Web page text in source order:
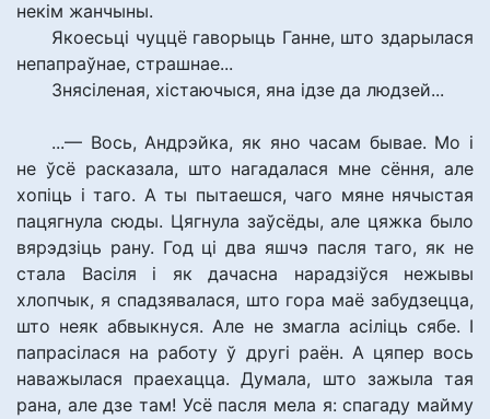
некім жанчыны.
Якоесьці чуццё гаворыць Ганне, што здарылася
непапраўнае, страшнае...
Знясіленая, хістаючыся, яна ідзе да людзей...
...— Вось, Андрэйка, як яно часам бывае. Мо і
не ўсё расказала, што нагадалася мне сёння, але
хопіць і таго. А ты пытаешся, чаго мяне нячыстая
пацягнула сюды. Цягнула заўсёды, але цяжка было
вярэдзіць рану. Год ці два яшчэ пасля таго, як не
стала Васіля і як дачасна нарадзіўся нежывы
хлопчык, я спадзявалася, што гора маё забудзецца,
што неяк абвыкнуся. Але не змагла асіліць сябе. І
папрасілася на работу ў другі раён. А цяпер вось
наважылася праехацца. Думала, што зажыла тая
рана, але дзе там! Усё пасля мела я: спагаду майму